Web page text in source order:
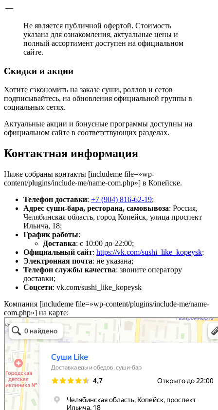
—
Не является публичной офертой. Стоимость
указана для ознакомления, актуальные цены и
полный ассортимент доступен на официальном
сайте.
Скидки и акции
Хотите сэкономить на заказе суши, роллов и сетов
подписывайтесь, на обновления официальной группы в
социальных сетях.
Актуальные акции и бонусные программы доступны на
официальном сайте в соответствующих разделах.
Контактная информация
Ниже собраны контакты [includeme file=»wp-
content/plugins/include-me/name-com.php»] в Копейске.
Телефон доставки: +7 (904) 816-62-19;
Адрес суши-бара, ресторана, самовывоза: Россия,
Челябинская область, город Копейск, улица проспект
Ильича, 18;
График работы:
Доставка: с 10:00 до 22:00;
Официальный сайт: https://vk.com/sushi_like_kopeysk;
Электронная почта: не указана;
Телефон службы качества: звоните оператору
доставки;
Соцсети: vk.com/sushi_like_kopeysk
Компания [includeme file=»wp-content/plugins/include-me/name-
com.php»] на карте: